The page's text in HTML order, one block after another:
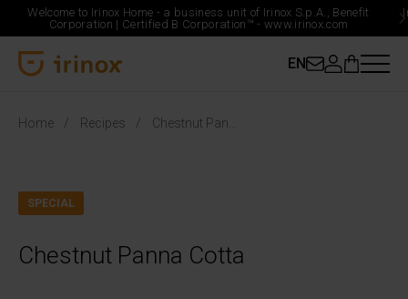
Welcome to Irinox Home - a business unit of Irinox S.p.A., Benefit
Corporation | Certified B Corporation™ - www.irinox.com
EN
Home Recipes
SPECIAL
Chestnut Panna Cotta